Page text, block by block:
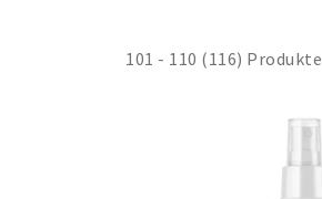
101 - 110 (116) Produkte